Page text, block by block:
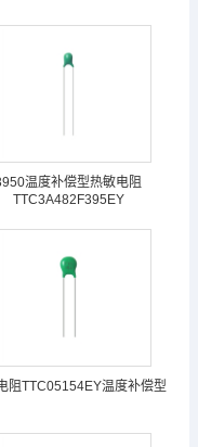
温度补偿型热敏电阻
TTC3A482F395EY
阻TTC05154EY温度补偿型